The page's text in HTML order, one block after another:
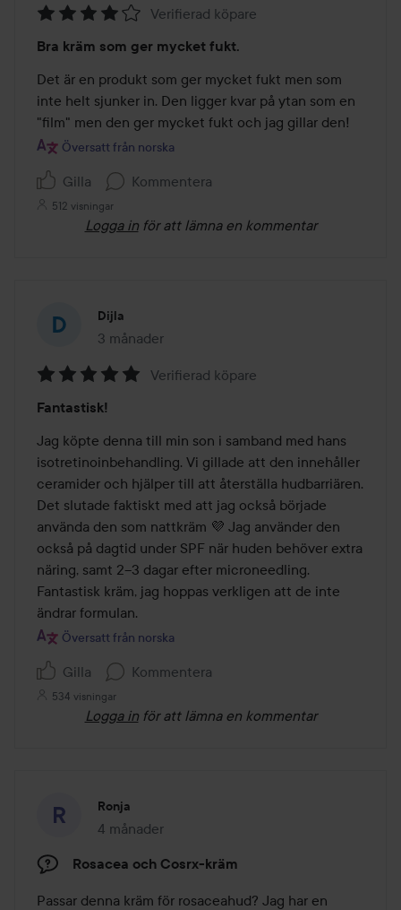
4
av
5
Verifierad köpare
Bra kräm som ger mycket fukt.
Det är en produkt som ger mycket fukt men som
inte helt sjunker in. Den ligger kvar på ytan som en
"film" men den ger mycket fukt och jag gillar den!
Översatt från norska
Gilla Kommentera
512 visningar
Logga in för att lämna en kommentar
Dijla
3 månader
Inlägget skapades 3 månader
5
av
5
Verifierad köpare
Fantastisk!
Jag köpte denna till min son i samband med hans
isotretinoinbehandling. Vi gillade att den innehåller
ceramider och hjälper till att återställa hudbarriären.
Det slutade faktiskt med att jag också började
använda den som nattkräm 💜 Jag använder den
också på dagtid under SPF när huden behöver extra
näring, samt 2–3 dagar efter microneedling.
Fantastisk kräm, jag hoppas verkligen att de inte
ändrar formulan.
Översatt från norska
Gilla Kommentera
534 visningar
Logga in för att lämna en kommentar
Ronja
4 månader
Inlägget skapades 4 månader
Rosacea och Cosrx-kräm
Passar denna kräm för rosaceahud? Jag har en